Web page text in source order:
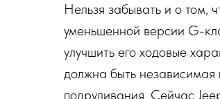
Нельзя забывать и о том,
уменьшенной версии G-
улучшить его ходовые
должна быть независимая
подруливания. Сейчас